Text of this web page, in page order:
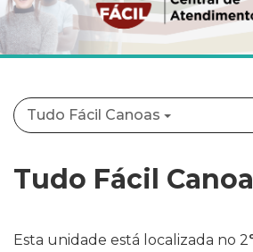
o
menu
Ir
busca
conteúdo
Tudo Fácil Canoas
Tudo Fácil
Esta unidade está localizada no 2